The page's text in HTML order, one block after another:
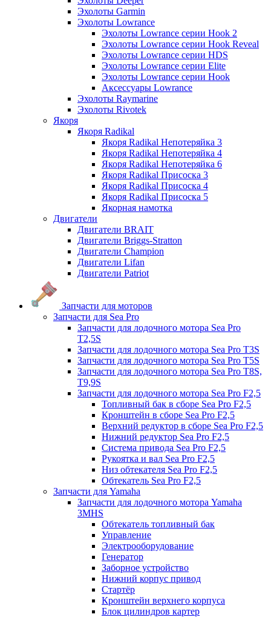
Эхолоты Garmin
Эхолоты Lowrance
Эхолоты Lowrance серии Hook 2
Эхолоты Lowrance серии Hook Reveal
Эхолоты Lowrance серии HDS
Эхолоты Lowrance серии Elite
Эхолоты Lowrance серии Hook
Аксессуары Lowrance
Эхолоты Raymarine
Эхолоты Rivotek
Якоря
Якоря Radikal
Якоря Radikal Непотеряйка 3
Якоря Radikal Непотеряйка 4
Якоря Radikal Непотеряйка 6
Якоря Radikal Присоска 3
Якоря Radikal Присоска 4
Якоря Radikal Присоска 5
Якорная намотка
Двигатели
Двигатели BRAIT
Двигатели Briggs-Stratton
Двигатели Champion
Двигатели Lifan
Двигатели Patriot
Запчасти для моторов
Запчасти для Sea Pro
Запчасти для лодочного мотора Sea Pro
Т2,5S
Запчасти для лодочного мотора Sea Pro Т3S
Запчасти для лодочного мотора Sea Pro Т5S
Запчасти для лодочного мотора Sea Pro Т8S,
T9,9S
Запчасти для лодочного мотора Sea Pro F2,5
Топливный бак в сборе Sea Pro F2,5
Кронштейн в сборе Sea Pro F2,5
Верхний редуктор в сборе Sea Pro F2,5
Нижний редуктор Sea Pro F2,5
Система привода Sea Pro F2,5
Рукоятка и вал Sea Pro F2,5
Низ обтекателя Sea Pro F2,5
Обтекатель Sea Pro F2,5
Запчасти для Yamaha
Запчасти для лодочного мотора Yamaha
3MHS
Обтекатель топливный бак
Управление
Электрооборудование
Генератор
Заборное устройство
Нижний корпус привод
Стартёр
Кронштейн верхнего корпуса
Блок цилиндров картер